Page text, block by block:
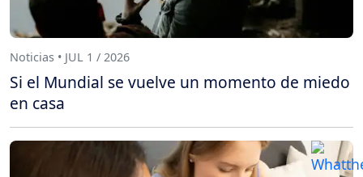
Noticias • JUL 1 / 2026
Si el Mundial se vuelve un momento de miedo
en casa